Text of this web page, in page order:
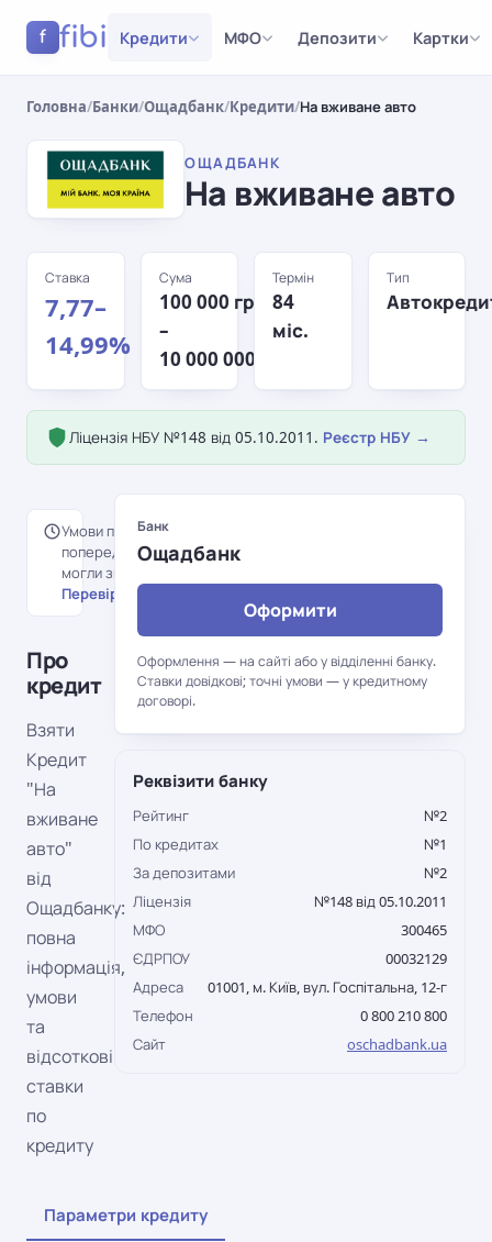
f fibi Кредити МФО Депозити Картки
Головна/Банки/Ощадбанк/Кредити/На вживане авто
ОЩАДБАНК
На вживане авто
Ставка
7,77–
14,99%
Сума
100 000 грн
–
10 000 000 грн
Термін
84
міс.
Тип
Ліцензія НБУ №148 від 05.10.2011. Реєстр НБУ →
Умови перенесені з
попередньої версії порталу й
могли змінитися.
Перевірити на сайті банку →
Про
кредит
Взяти
Кредит
"На
вживане
авто"
від
Ощадбанку:
повна
інформація,
умови
та
відсоткові
ставки
по
кредиту
Параметри кредиту
Банк
Ощадбанк
Оформити
Оформлення — на сайті або у відділенні банку.
Ставки довідкові; точні умови — у кредитному
договорі.
Реквізити банку
Рейтинг
№2
По кредитах
№1
За депозитами
№2
Ліцензія
№148 від 05.10.2011
МФО
300465
ЄДРПОУ
00032129
Адреса
01001, м. Київ, вул. Госпітальна, 12-г
Телефон
0 800 210 800
Сайт
oschadbank.ua